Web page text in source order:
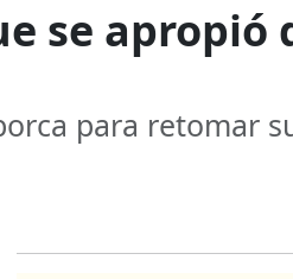
se apropió
para retomar